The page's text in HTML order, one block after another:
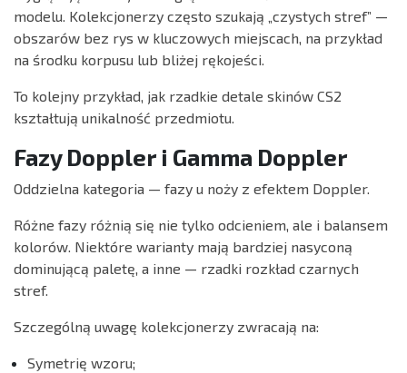
modelu. Kolekcjonerzy często szukają „czystych stref” —
obszarów bez rys w kluczowych miejscach, na przykład
na środku korpusu lub bliżej rękojeści.
To kolejny przykład, jak rzadkie detale skinów CS2
kształtują unikalność przedmiotu.
Fazy Doppler i Gamma Doppler
Oddzielna kategoria — fazy u noży z efektem Doppler.
Różne fazy różnią się nie tylko odcieniem, ale i balansem
kolorów. Niektóre warianty mają bardziej nasyconą
dominującą paletę, a inne — rzadki rozkład czarnych
stref.
Szczególną uwagę kolekcjonerzy zwracają na:
Symetrię wzoru;